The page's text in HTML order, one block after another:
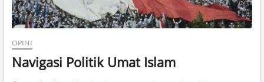
2
0
2
OPINI
Navigasi Politik Umat Islam